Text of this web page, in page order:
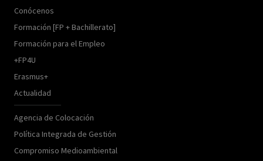
Conócenos
Formación [FP + Bachillerato]
Formación para el Empleo
+FP4U
Erasmus+
Actualidad
Agencia de Colocación
Política Integrada de Gestión
Compromiso Medioambiental